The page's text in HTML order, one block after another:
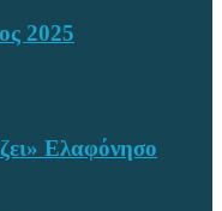
2025
Ελαφόνησο